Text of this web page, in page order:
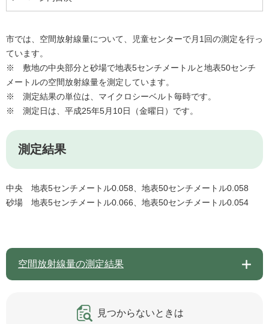
市では、空間放射線量について、児童センターで月1回の測定を行っ
ています。
※ 敷地の中央部分と砂場で地表5センチメートルと地表50センチ
メートルの空間放射線量を測定しています。
※ 測定結果の単位は、マイクロシーベルト毎時です。
※ 測定日は、平成25年5月10日（金曜日）です。
測定結果
中央 地表5センチメートル0.058、地表50センチメートル0.058
砂場 地表5センチメートル0.066、地表50センチメートル0.054
空間放射線量の測定結果
見つからないときは